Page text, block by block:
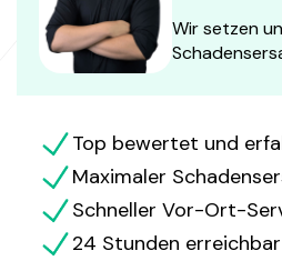
Wir setzen
Top bewertet und
Maximaler
Schneller Vor-Ort-
24 Stunden erreichbar